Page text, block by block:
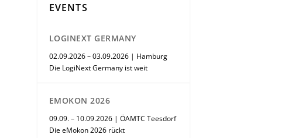
EVENTS
LOGINEXT GERMANY
02.09.2026 – 03.09.2026 | Hamburg
Die LogiNext Germany ist weit
EMOKON 2026
09.09. – 10.09.2026 | ÖAMTC Teesdorf
Die eMokon 2026 rückt